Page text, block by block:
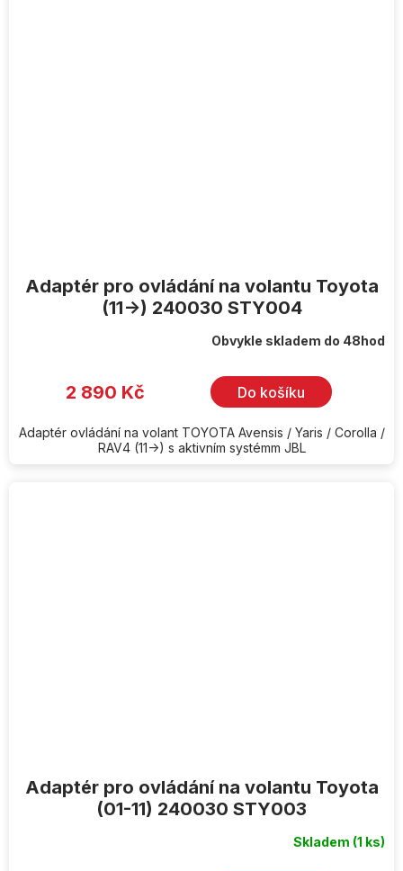
Adaptér pro ovládání na volantu Toyota
(11->) 240030 STY004
Obvykle skladem do 48hod
2 890 Kč Do košíku
Adaptér ovládání na volant TOYOTA Avensis / Yaris / Corolla /
RAV4 (11->) s aktivním systémm JBL
Adaptér pro ovládání na volantu Toyota
(01-11) 240030 STY003
Skladem (1 ks)